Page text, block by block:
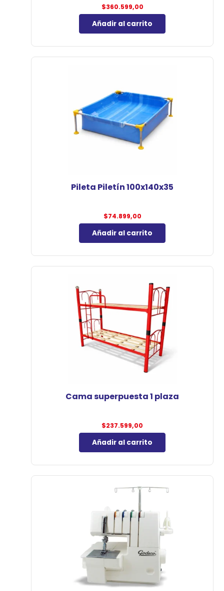
$360.599,00
Añadir al carrito
Pileta Piletín 100x140x35
$74.899,00
Añadir al carrito
Cama superpuesta 1 plaza
$237.599,00
Añadir al carrito